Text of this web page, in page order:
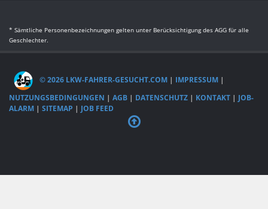
* Sämtliche Personenbezeichnungen gelten unter Berücksichtigung des AGG für alle
Geschlechter.
© 2026 LKW-FAHRER-GESUCHT.COM | IMPRESSUM |
NUTZUNGSBEDINGUNGEN | AGB | DATENSCHUTZ | KONTAKT | JOB-
ALARM | SITEMAP | JOB FEED